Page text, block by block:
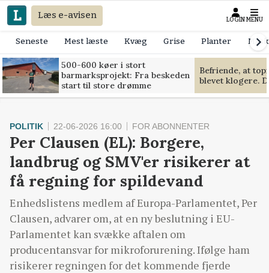
Læs e-avisen LOGIN MENU
Seneste Mest læste Kvæg Grise Planter
500-600 køer i stort
barmarksprojekt: Fra beskeden
start til store drømme
Befriende, at
blevet klogere.
POLITIK 22-06-2026 16:00 FOR ABONNENTER
Per Clausen (EL): Borgere,
landbrug og SMV'er risikerer at
få regning for spildevand
Enhedslistens medlem af Europa-Parlamentet, Per
Clausen, advarer om, at en ny beslutning i EU-
Parlamentet kan svække aftalen om
producentansvar for mikroforurening. Ifølge ham
risikerer regningen for det kommende fjerde